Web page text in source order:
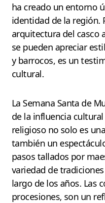
ha creado un entorno
identidad de la región.
arquitectura del casco
se pueden apreciar
y barrocos, es un
cultural.
La Semana Santa de
de la influencia
religioso no solo es
también un
pasos tallados por
variedad de
largo de los años. Las
procesiones, son un